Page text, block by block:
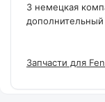
3 немецкая
дополнительный
Запчасти для